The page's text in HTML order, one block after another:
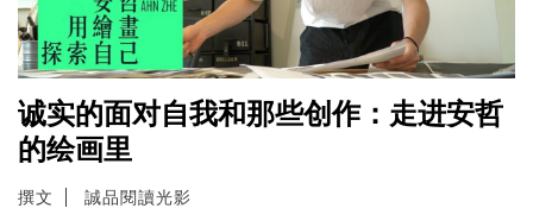
诚实的面对自我和那些创作：走进安哲
的绘画里
撰文 誠品閱讀光影